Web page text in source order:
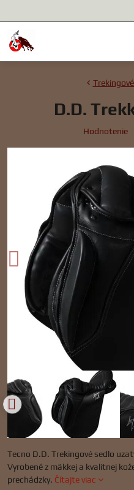
D.D.
Hodnotenie
Tecno D.D. Trekingové sedlo
Vyrobené z mäkkej a kvalitnej
prechádzky. Čítajte viac